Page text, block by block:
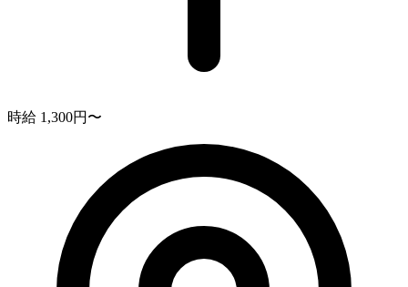
時給 1,300円〜